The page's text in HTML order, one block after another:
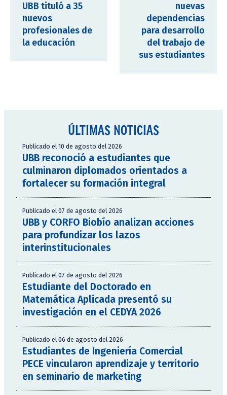
UBB tituló a 35
nuevos
profesionales de
la educación
nuevas
dependencias
para desarrollo
del trabajo de
sus estudiantes
ÚLTIMAS NOTICIAS
Publicado el 10 de agosto del 2026
UBB reconoció a estudiantes que
culminaron diplomados orientados a
fortalecer su formación integral
Publicado el 07 de agosto del 2026
UBB y CORFO Biobío analizan acciones
para profundizar los lazos
interinstitucionales
Publicado el 07 de agosto del 2026
Estudiante del Doctorado en
Matemática Aplicada presentó su
investigación en el CEDYA 2026
Publicado el 06 de agosto del 2026
Estudiantes de Ingeniería Comercial
PECE vincularon aprendizaje y territorio
en seminario de marketing